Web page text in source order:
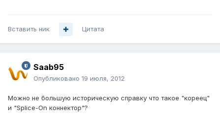
Вставить ник Цитата
Saab95
Опубликовано 19 июля, 2012
Можно не большую историческую справку что такое "кореец"
и "Splice-On коннектор"?